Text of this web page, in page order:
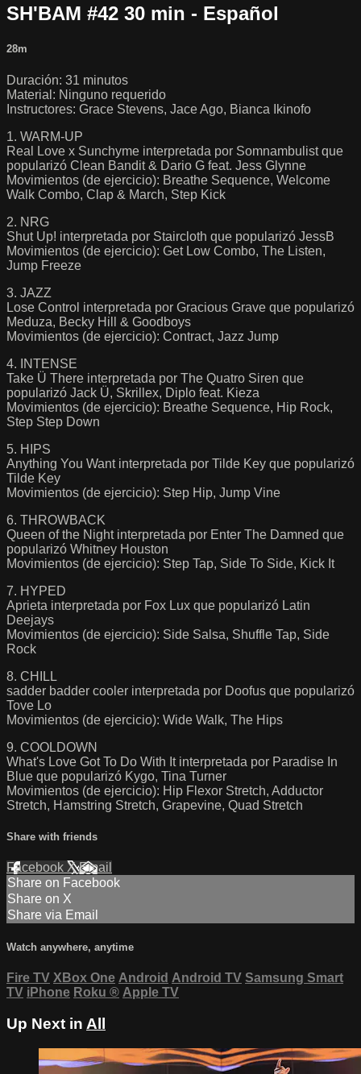
SH'BAM #42 30 min - Español
28m
Duración: 31 minutos
Material: Ninguno requerido
Instructores: Grace Stevens, Jace Ago, Bianca Ikinofo
1. WARM-UP
Real Love x Sunchyme interpretada por Somnambulist que
popularizó Clean Bandit & Dario G feat. Jess Glynne
Movimientos (de ejercicio): Breathe Sequence, Welcome
Walk Combo, Clap & March, Step Kick
2. NRG
Shut Up! interpretada por Staircloth que popularizó JessB
Movimientos (de ejercicio): Get Low Combo, The Listen,
Jump Freeze
3. JAZZ
Lose Control interpretada por Gracious Grave que popularizó
Meduza, Becky Hill & Goodboys
Movimientos (de ejercicio): Contract, Jazz Jump
4. INTENSE
Take Ü There interpretada por The Quatro Siren que
popularizó Jack Ü, Skrillex, Diplo feat. Kieza
Movimientos (de ejercicio): Breathe Sequence, Hip Rock,
Step Step Down
5. HIPS
Anything You Want interpretada por Tilde Key que popularizó
Tilde Key
Movimientos (de ejercicio): Step Hip, Jump Vine
6. THROWBACK
Queen of the Night interpretada por Enter The Damned que
popularizó Whitney Houston
Movimientos (de ejercicio): Step Tap, Side To Side, Kick It
7. HYPED
Aprieta interpretada por Fox Lux que popularizó Latin
Deejays
Movimientos (de ejercicio): Side Salsa, Shuffle Tap, Side
Rock
8. CHILL
sadder badder cooler interpretada por Doofus que popularizó
Tove Lo
Movimientos (de ejercicio): Wide Walk, The Hips
9. COOLDOWN
What's Love Got To Do With It interpretada por Paradise In
Blue que popularizó Kygo, Tina Turner
Movimientos (de ejercicio): Hip Flexor Stretch, Adductor
Stretch, Hamstring Stretch, Grapevine, Quad Stretch
Share with friends
Facebook XEmail
Share on Facebook
Share on X
Share via Email
Watch anywhere, anytime
Fire TV XBox One Android Android TV Samsung Smart
TV iPhone Roku ® Apple TV
Up Next in All